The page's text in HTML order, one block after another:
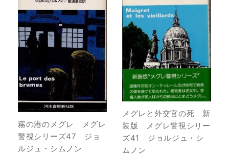
霧の港のメグレ メグレ
警視シリーズ47 ジョ
ルジュ・シムノン
メグレと外交官の死 新
装版 メグレ警視シリー
ズ41 ジョルジュ・シ
ムノン